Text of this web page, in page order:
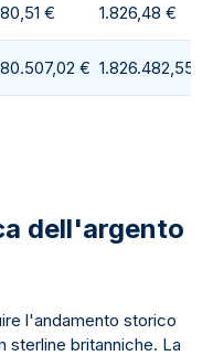
€ 1.826,48 €
€ 1.826.482,55 €
dell'argento
l'andamento storico
sterline britanniche. La